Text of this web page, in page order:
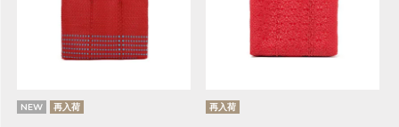
NEW 再入荷 再入荷